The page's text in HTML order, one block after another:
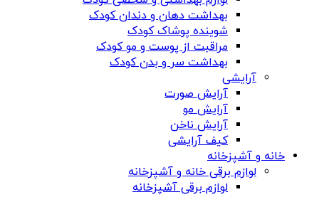
بهداشت دهان و دندان کودک
شوینده پوشاک کودک
مراقبت از پوست و مو کودک
بهداشت سر و بدن کودک
آرایشی
آرایش صورت
آرایش مو
آرایش ناخن
کیف آرایشی
خانه و آشپزخانه
لوازم برقی خانه و آشپزخانه
لوازم برقی آشپزخانه